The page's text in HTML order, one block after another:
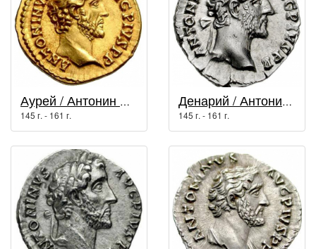
Аурей / Антонин Пий (138 г. - 161 г.)
145 г. - 161 г.
Денарий / Антонин Пий (138 г. - 161 г.)
145 г. - 161 г.